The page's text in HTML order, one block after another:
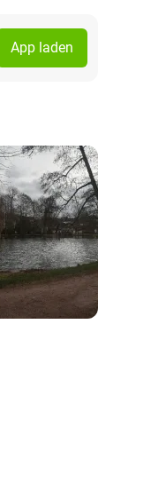
App laden